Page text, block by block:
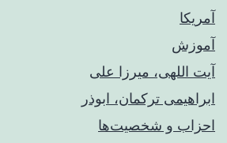
آمریکا
آموزش
آیت اللهی، میرزا علی
ابراهیمی ترکمان، ابوذر
احزاب و شخصیت‌ها